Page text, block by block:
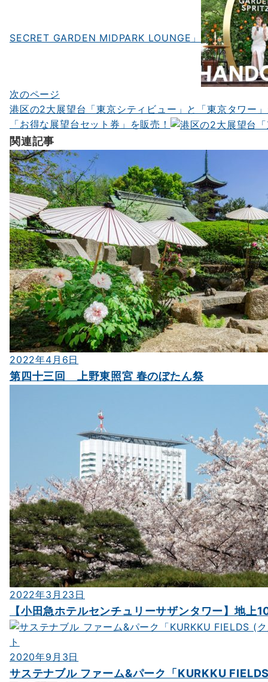
ビ
シ
ョ
ン
SECRET GARDEN MIDPARK LOUNGE」
次のページ
港区の2大展望台「東京シティビュー」と「東京タワー
「お得な展望台セット券」を販売！
関連記事
2022年4月6日
第四十三回 上野東照宮 春のぼたん祭
2022年3月23日
【小田急ホテルセンチュリーサザンタワー】地
2020年9月3日
サステナブル ファーム&パーク「KURKKU